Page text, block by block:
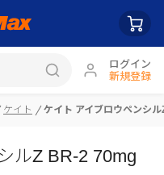
ログイン
新規登録
ケイト ケイト アイブロウペンシ
ルZ BR-2 70mg